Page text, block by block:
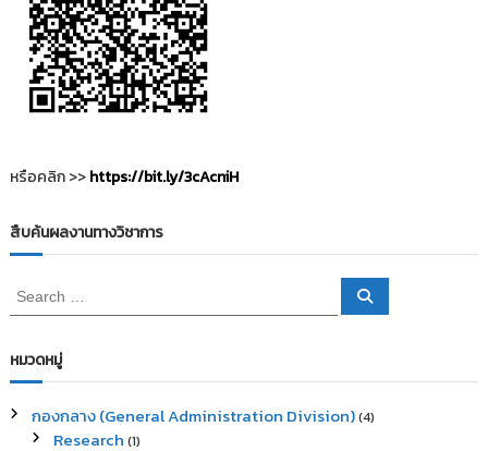
หรือคลิก >>https://bit.ly/3cAcniH
สืบค้นผลงานทางวิชาการ
e
r
c
f
S
หมวดหมู่
กองกลาง (General Administration Division)(4)
Research (1)